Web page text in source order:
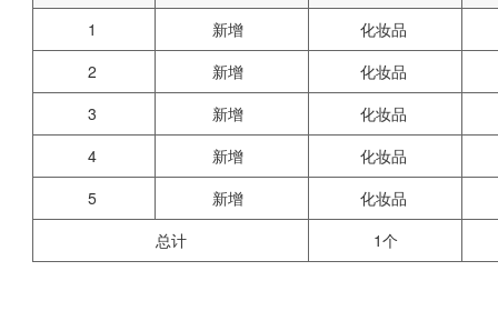
1
新增
化妆品
2
新增
化妆品
3
新增
化妆品
4
新增
化妆品
5
新增
化妆品
总计
1个